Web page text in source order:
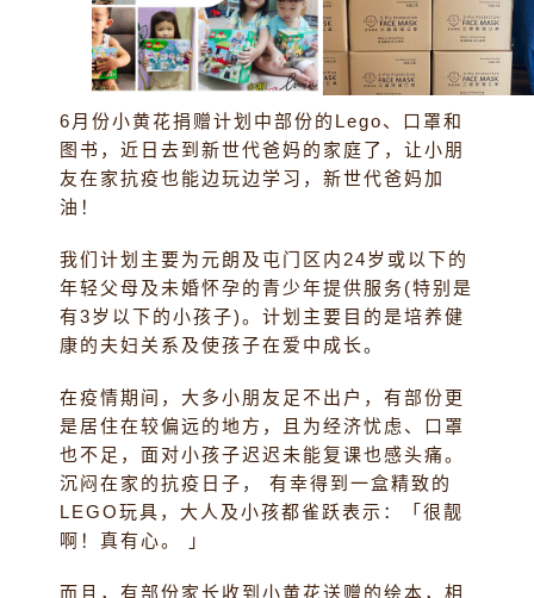
6月份小黄花捐赠计划中部份的Lego、口罩和
图书，近日去到新世代爸妈的家庭了，让小朋
友在家抗疫也能边玩边学习，新世代爸妈加
油！
我们计划主要为元朗及屯门区内24岁或以下的
年轻父母及未婚怀孕的青少年提供服务(特别是
有3岁以下的小孩子)。计划主要目的是培养健
康的夫妇关系及使孩子在爱中成长。
在疫情期间，大多小朋友足不出户，有部份更
是居住在较偏远的地方，且为经济忧虑、口罩
也不足，面对小孩子迟迟未能复课也感头痛。
沉闷在家的抗疫日子， 有幸得到一盒精致的
LEGO玩具，大人及小孩都雀跃表示：「很靓
啊！真有心。 」
而且，有部份家长收到小黄花送赠的绘本，相